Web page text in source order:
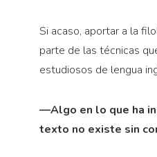
Si acaso, aportar a la
parte de las técnicas
estudiosos de lengua
—Algo en lo que ha
texto no existe sin